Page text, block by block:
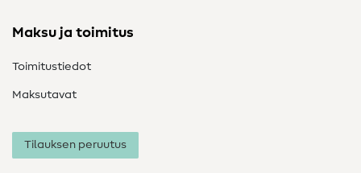
Maksu ja toimitus
Toimitustiedot
Maksutavat
Tilauksen peruutus